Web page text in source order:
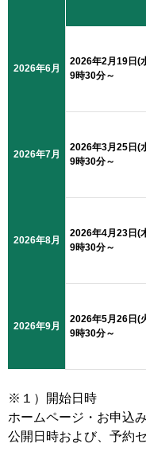
2026年6月
2026年2月19日(
9時30分～
2026年7月
2026年3月25日(
9時30分～
2026年8月
2026年4月23日(
9時30分～
2026年9月
2026年5月26日(
9時30分～
※１）開始日時
ホームページ・お申込
公開日時および、予約